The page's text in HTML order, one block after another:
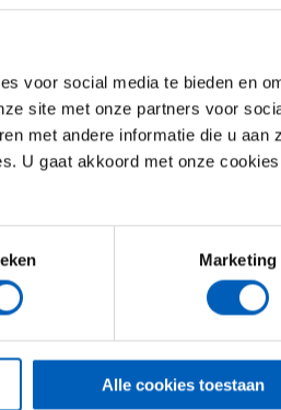
voor social media te bieden en
site met onze partners voor
met andere informatie die u aan
U gaat akkoord met onze
Marketing
Alle cookies toestaan
nach unten oder über
Winden und Hebelösungen,
mit angepassten Auslegern,
abgestimmt
wie Sennebogen stellen wir
Lösungen.